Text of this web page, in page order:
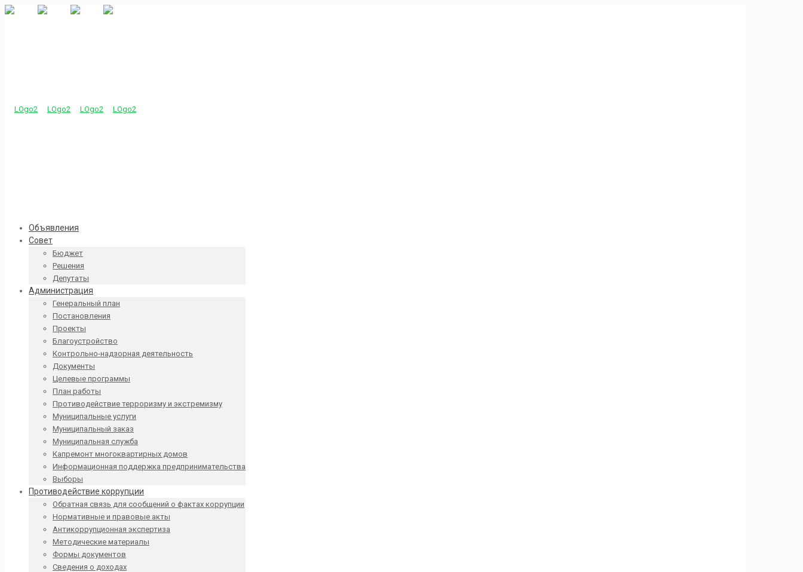
Объявления
Совет
Бюджет
Решения
Депутаты
Администрация
Генеральный план
Постановления
Проекты
Благоустройство
Контрольно-надзорная деятельность
Документы
Целевые программы
План работы
Противодействие терроризму и экстремизму
Муниципальные услуги
Муниципальный заказ
Муниципальная служба
Капремонт многоквартирных домов
Информационная поддержка предпринимательства
Выборы
Противодействие коррупции
Обратная связь для сообщений о фактах коррупции
Нормативные и правовые акты
Антикоррупционная экспертиза
Методические материалы
Формы документов
Сведения о доходах